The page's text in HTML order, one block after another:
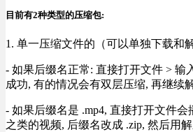
目前有2种类型的压缩包:
1. 单一压缩文件的（可以单独下载和
- 如果后缀名正常: 直接打开文件 > 输
成功, 有的情况会有双层压缩, 再继续
- 如果后缀名是 .mp4, 直接打开文件
之类的视频, 后缀名改成 .zip, 然后用